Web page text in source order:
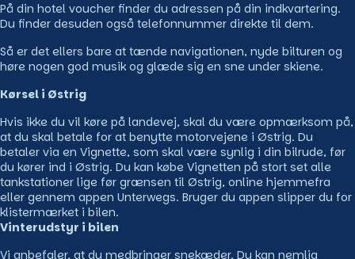
På din hotel voucher finder du adressen på din indkvartering.
Du finder desuden også telefonnummer direkte til dem.
Så er det ellers bare at tænde navigationen, nyde bilturen og
høre nogen god musik og glæde sig en sne under skiene.
Kørsel i Østrig
Hvis ikke du vil køre på landevej, skal du være opmærksom på,
at du skal betale for at benytte motorvejene i Østrig. Du
betaler via en Vignette, som skal være synlig i din bilrude, før
du kører ind i Østrig. Du kan købe Vignetten på stort set alle
tankstationer lige før grænsen til Østrig, online hjemmefra
eller gennem appen Unterwegs. Bruger du appen slipper du for
klistermærket i bilen.
Vinterudstyr i bilen
Vi anbefaler, at du medbringer snekæder. Du kan nemlig